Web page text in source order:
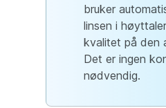
bruker
linsen i
kvalitet på den
Det er ingen
nødvendig.